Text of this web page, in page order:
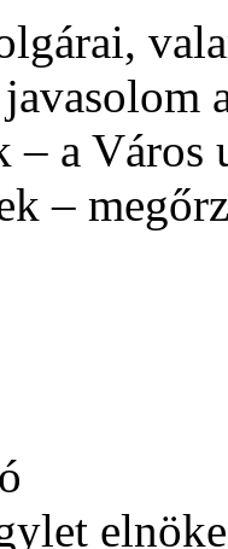
– a
–
elnöke